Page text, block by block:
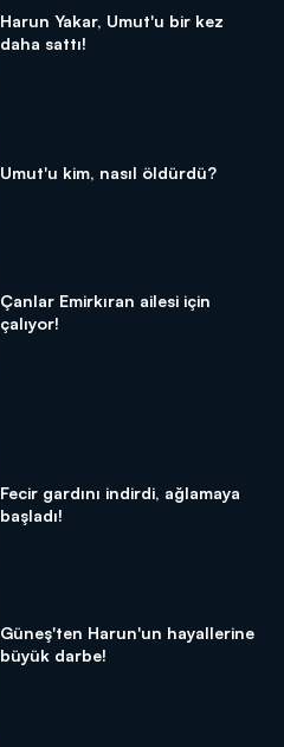
Harun Yakar, Umut'u bir kez
daha sattı!
Umut'u kim, nasıl öldürdü?
Çanlar Emirkıran ailesi için
çalıyor!
Fecir gardını indirdi, ağlamaya
başladı!
Güneş'ten Harun'un hayallerine
büyük darbe!